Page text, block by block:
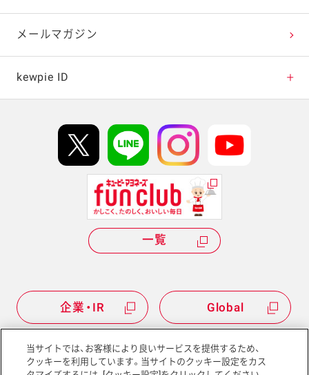
企業・IR Global
テレビ・ラジオ
キャンペーン・イベント
メールマガジン
kewpie ID
Hi! kewpieについて
Qummyについて
一覧
当サイトでは、お客様により良いサービスを提供するため、
クッキーを利用しています。当サイトのクッキー設定をカス